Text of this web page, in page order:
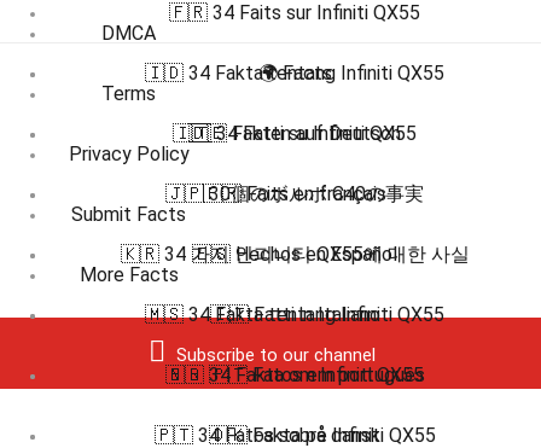
DMCA
Terms
Privacy Policy
Submit Facts
More Facts
Subscribe to our channel
🇫🇷 34 Faits sur Infiniti QX55
🇮🇩 34 Fakta tentang Infiniti QX55
🇮🇹 34 Fatti su Infiniti QX55
🇯🇵 30個のボルボ C40の事実
🇰🇷 34 가지 인피니티 QX55에 대한 사실
🇲🇸 34 Fakta tentang Infiniti QX55
🇳🇴 34 Fakta om Infiniti QX55
🇵🇹 34 Fatos sobre Infiniti QX55
🌍 Facts
🇩🇪 Fakten auf Deutsch
🇫🇷 Faits en français
🇪🇸 Hechos en Español
🇮🇹 Fatti in Italiano
🇧🇷 🇵🇹 Fatos em português
🇩🇰 Fakta på dansk